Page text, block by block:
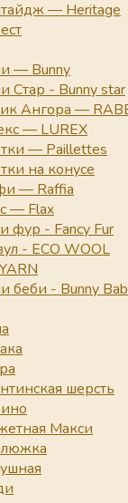
— Heritage
— Bunny
Стар - Bunny star
Ангора —
— LUREX
— Paillettes
на конусе
— Raffia
— Flax
фур - Fancy Fur
- ECO WOOL
беби - Bunny
шерсть
Макси